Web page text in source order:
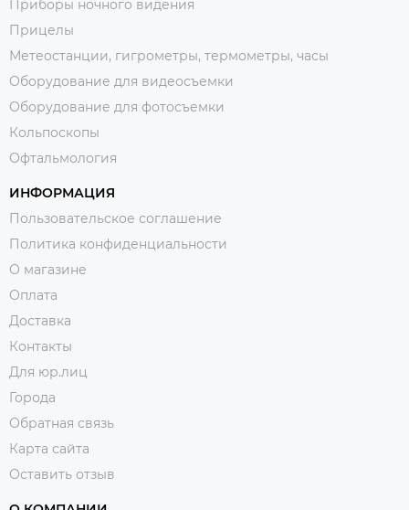
Приборы ночного видения
Прицелы
Метеостанции, гигрометры, термометры, часы
Оборудование для видеосъемки
Оборудование для фотосъемки
Кольпоскопы
Офтальмология
ИНФОРМАЦИЯ
Пользовательское соглашение
Политика конфиденциальности
О магазине
Оплата
Доставка
Контакты
Для юр.лиц
Города
Обратная связь
Карта сайта
Оставить отзыв